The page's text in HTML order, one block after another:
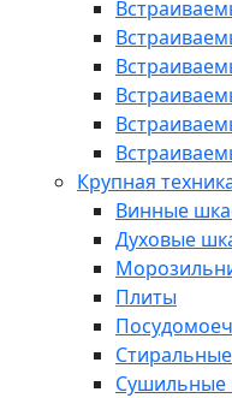
Крупная
Винные
Духовые
Плиты